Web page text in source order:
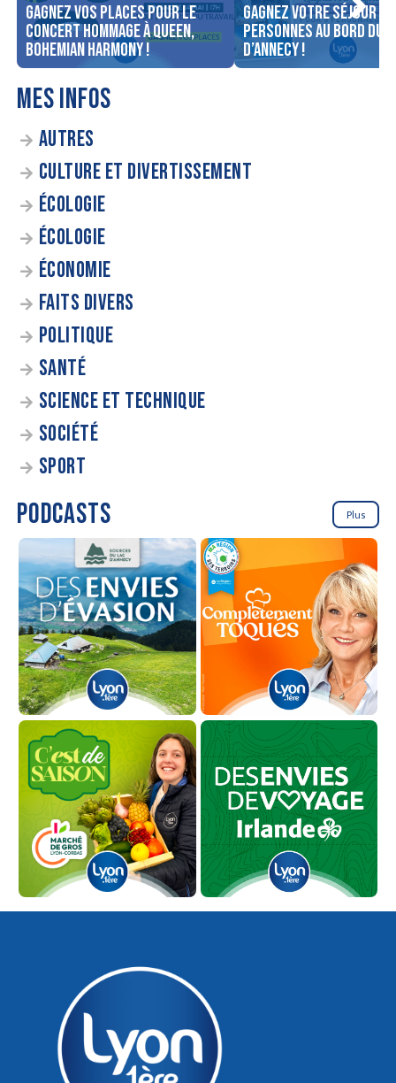
Gagnez vos places pour le
concert Hommage à Queen,
Bohemian Harmony !
Gagnez votre séjour
personnes au bord du
d’Annecy !
MES INFOS
AUTRES
CULTURE ET DIVERTISSEMENT
ÉCOLOGIE
ÉCOLOGIE
ÉCONOMIE
FAITS DIVERS
POLITIQUE
SANTÉ
SCIENCE ET TECHNIQUE
SOCIÉTÉ
SPORT
PODCASTS Plus